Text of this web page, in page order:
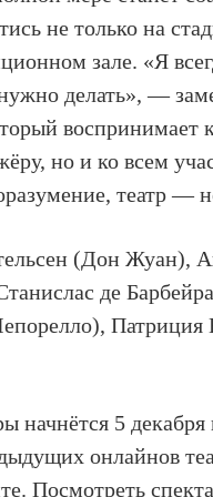
не только на
зале. «Я
делать», —
воспринимает
но и ко всем
театр —
(Дон
де
Патриция
начнётся 5
онлайнов
Посмотреть